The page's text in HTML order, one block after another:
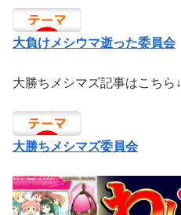
大負けメシウマ逝った委員会
大勝ちメシマズ記事はこちら↓
大勝ちメシマズ委員会